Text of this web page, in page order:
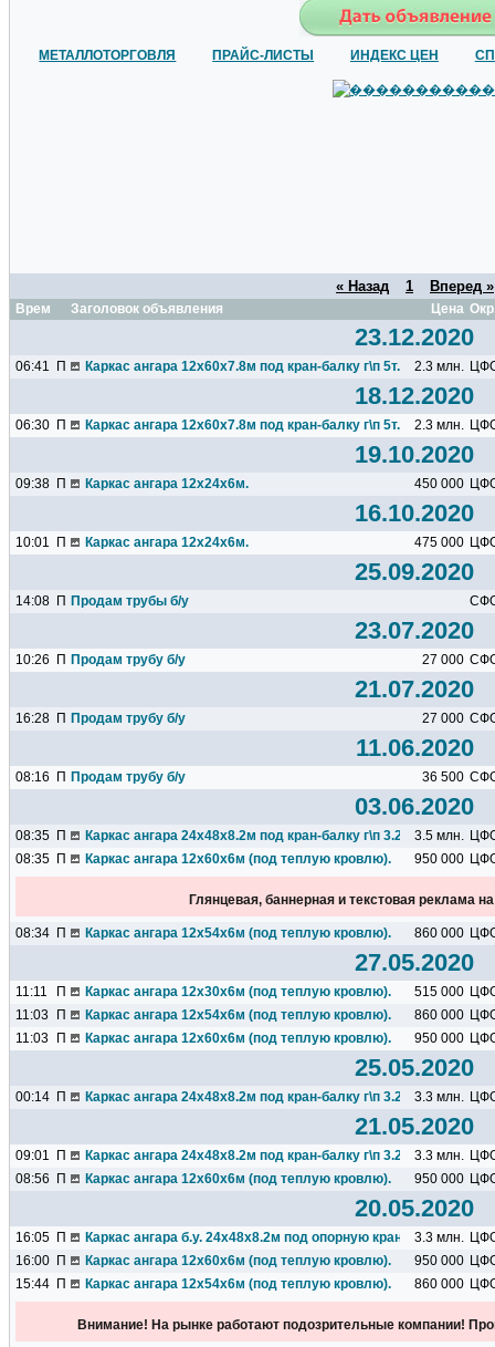
МЕТАЛЛОТОРГОВЛЯ ПРАЙС-ЛИСТЫ ИНДЕКС ЦЕН
« Назад 1 Вперед »
Время Заголовок объявления Цена
23.12.2020
06:41 П Каркас ангара 12х60х7.8м под кран-балку г\п 5т. 2.3 млн.
18.12.2020
06:30 П Каркас ангара 12х60х7.8м под кран-балку г\п 5т. 2.3 млн.
19.10.2020
09:38 П Каркас ангара 12х24х6м. 450 000
16.10.2020
10:01 П Каркас ангара 12х24х6м. 475 000
25.09.2020
14:08 П Продам трубы б/у
23.07.2020
10:26 П Продам трубу б/у 27 000
21.07.2020
16:28 П Продам трубу б/у 27 000
11.06.2020
08:16 П Продам трубу б/у 36 500
03.06.2020
08:35 П Каркас ангара 24х48х8.2м под кран-балку г\п 3.2т, под
3.5 млн.
08:35 П Каркас ангара 12х60х6м (под теплую кровлю). 950 000
Глянцевая, баннерная и текстовая реклама
08:34 П Каркас ангара 12х54х6м (под теплую кровлю). 860 000
27.05.2020
11:11 П Каркас ангара 12х30х6м (под теплую кровлю). 515 000
11:03
П Каркас ангара 12х54х6м (под теплую кровлю). 860 000
11:03
П Каркас ангара 12х60х6м (под теплую кровлю). 950 000
25.05.2020
00:14 П Каркас ангара 24х48х8.2м под кран-балку г\п 3.2т. 3.3 млн.
21.05.2020
09:01 П Каркас ангара 24х48х8.2м под кран-балку г\п 3.2т. 3.3 млн.
08:56
П Каркас ангара 12х60х6м (под теплую кровлю). 950 000
20.05.2020
16:05 П Каркас ангара б.у. 24х48х8.2м под опорную кран-балку г\п
3.3 млн.
16:00 П Каркас ангара 12х60х6м (под теплую кровлю). 950 000
15:44 П Каркас ангара 12х54х6м (под теплую кровлю). 860 000
Внимание! На рынке работают подозрительные компании!